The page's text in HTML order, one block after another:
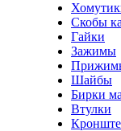
Скобы
Гайки
Зажимы
Шайбы
Бирки
Втулки